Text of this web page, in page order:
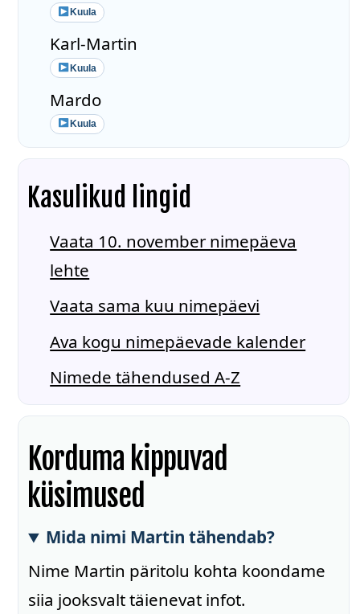
Kuula
Karl-Martin
Kuula
Mardo
Kuula
Kasulikud lingid
Vaata 10. november nimepäeva
lehte
Vaata sama kuu nimepäevi
Ava kogu nimepäevade kalender
Nimede tähendused A-Z
Korduma kippuvad
küsimused
Mida nimi Martin tähendab?
Nime Martin päritolu kohta koondame
siia jooksvalt täienevat infot.